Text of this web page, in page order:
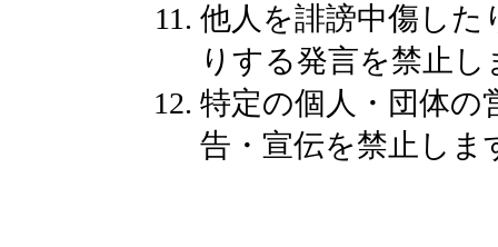
他人を誹謗中傷した
りする発言を禁止し
特定の個人・団体の
告・宣伝を禁止しま